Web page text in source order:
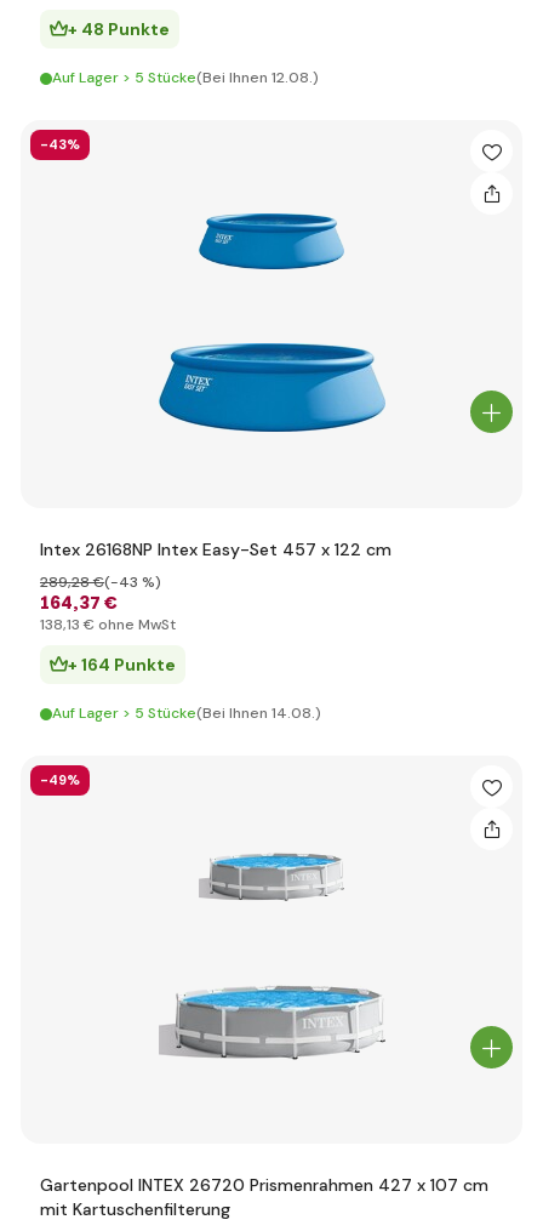
+ 48 Punkte
Auf Lager > 5 Stücke(Bei Ihnen 12.08.)
-43%
Intex 26168NP Intex Easy-Set 457 x 122 cm
164,37 €
289,28 €(-43 %)
138,13 € ohne MwSt
+ 164 Punkte
Auf Lager > 5 Stücke(Bei Ihnen 14.08.)
-49%
Gartenpool INTEX 26720 Prismenrahmen 427 x 107 cm
mit Kartuschenfilterung